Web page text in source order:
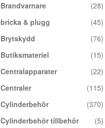
Brandvarnare
(28)
bricka & plugg
(45)
Brytskydd
(76)
Butiksmateriel
(15)
Centralapparater
(22)
Centraler
(115)
Cylinderbehör
(370)
Cylinderbehör tillbehör
(5)